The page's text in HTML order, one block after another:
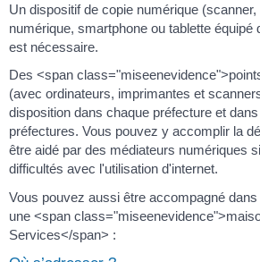
Un dispositif de copie numérique (scanner,
numérique, smartphone ou tablette équipé
est nécessaire.
Des <span
(avec ordinateurs, imprimantes et
disposition dans chaque préfecture et
préfectures. Vous pouvez y accomplir la
être aidé par des médiateurs numériques
difficultés avec l'utilisation d'internet.
Vous pouvez aussi être accompagné
une <span
Services</span> :